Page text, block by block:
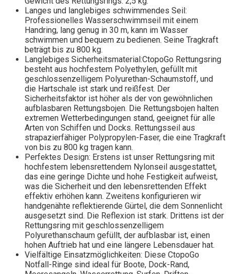
Langes und langlebiges schwimmendes Seil:
Professionelles Wasserschwimmseil mit einem
Handring, lang genug in 30 m, kann im Wasser
schwimmen und bequem zu bedienen. Seine Tragkraft
beträgt bis zu 800 kg.
Langlebiges Sicherheitsmaterial:CtopoGo Rettungsring
besteht aus hochfestem Polyethylen, gefüllt mit
geschlossenzelligem Polyurethan-Schaumstoff, und
die Hartschale ist stark und reißfest. Der
Sicherheitsfaktor ist höher als der von gewöhnlichen
aufblasbaren Rettungsbojen. Die Rettungsbojen halten
extremen Wetterbedingungen stand, geeignet für alle
Arten von Schiffen und Docks. Rettungsseil aus
strapazierfähiger Polypropylen-Faser, die eine Tragkraft
von bis zu 800 kg tragen kann.
Perfektes Design: Erstens ist unser Rettungsring mit
hochfestem lebensrettendem Nylonseil ausgestattet,
das eine geringe Dichte und hohe Festigkeit aufweist,
was die Sicherheit und den lebensrettenden Effekt
effektiv erhöhen kann. Zweitens konfigurieren wir
handgenähte reflektierende Gürtel, die dem Sonnenlicht
ausgesetzt sind. Die Reflexion ist stark. Drittens ist der
Rettungsring mit geschlossenzelligem
Polyurethanschaum gefüllt, der aufblasbar ist, einen
hohen Auftrieb hat und eine längere Lebensdauer hat.
Vielfältige Einsatzmöglichkeiten: Diese CtopoGo
Notfall-Ringe sind ideal für Boote, Dock-Rand,